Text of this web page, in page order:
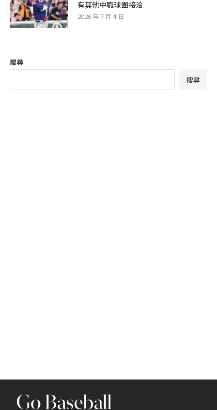
有其他中職球團接洽
2026 年 7 月 4 日
搜尋
搜尋